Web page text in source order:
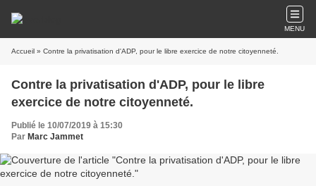
MENU
Accueil » Contre la privatisation d'ADP, pour le libre exercice de notre citoyenneté.
Contre la privatisation d'ADP, pour le libre
exercice de notre citoyenneté.
Publié le 10/07/2019 à 15:30
Par Marc Jammet